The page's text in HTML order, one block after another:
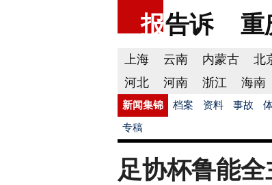
报告诉 重
上海 云南 内蒙古 北
河北
河南 浙江 海南
新闻集锦 档案 资料 事故
专稿
足协杯鲁能